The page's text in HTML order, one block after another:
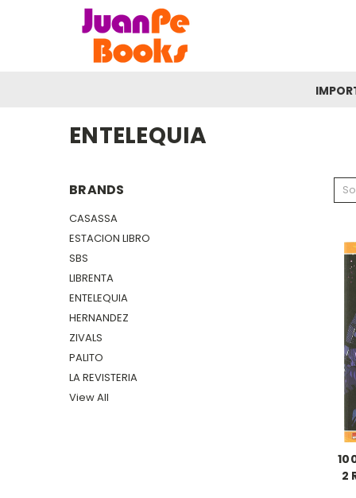
ENTELEQUIA
BRANDS
CASASSA
ESTACION LIBRO
SBS
LIBRENTA
ENTELEQUIA
HERNANDEZ
ZIVALS
PALITO
LA REVISTERIA
View All
2